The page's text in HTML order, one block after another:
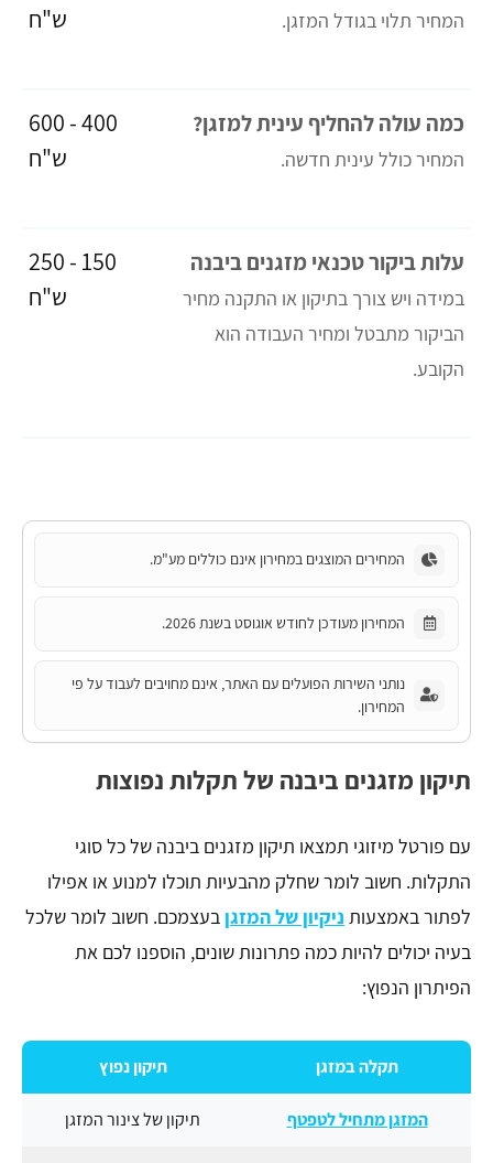
המחיר תלוי בגודל המזגן.
ש"ח
כמה עולה להחליף עינית למזגן?
המחיר כולל עינית חדשה.
400 - 600
ש"ח
עלות ביקור טכנאי מזגנים ביבנה
במידה ויש צורך בתיקון או התקנה מחיר
הביקור מתבטל ומחיר העבודה הוא
הקובע.
150 - 250
ש"ח
המחירים המוצגים במחירון אינם כוללים מע"מ.
המחירון מעודכן לחודש אוגוסט בשנת 2026.
נותני השירות הפועלים עם האתר, אינם מחויבים לעבוד על פי
המחירון.
תיקון מזגנים ביבנה של תקלות נפוצות
עם פורטל מיזוגי תמצאו תיקון מזגנים ביבנה של כל סוגי
התקלות. חשוב לומר שחלק מהבעיות תוכלו למנוע או אפילו
לפתור באמצעות ניקיון של המזגן בעצמכם. חשוב לומר שלכל
בעיה יכולים להיות כמה פתרונות שונים, הוספנו לכם את
הפיתרון הנפוץ:
תקלה במזגן תיקון נפוץ
המזגן מתחיל לטפטף תיקון של צינור המזגן